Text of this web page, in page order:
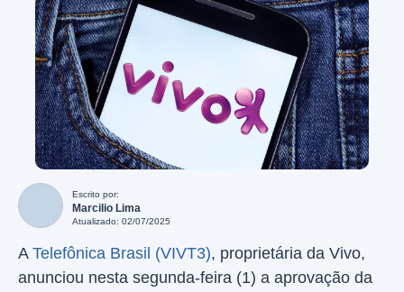
Escrito por:
Marcilio Lima
Atualizado: 02/07/2025
A Telefônica Brasil (VIVT3), proprietária da Vivo,
anunciou nesta segunda-feira (1) a aprovação da